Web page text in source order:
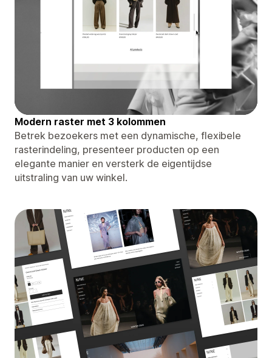
Modern raster met 3 kolommen
Betrek bezoekers met een dynamische, flexibele
rasterindeling, presenteer producten op een
elegante manier en versterk de eigentijdse
uitstraling van uw winkel.